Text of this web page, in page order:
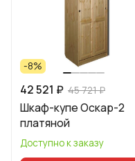
-8%
42 521 ₽ 45 721 ₽
Шкаф-купе Оскар-2
платяной
Доступно к заказу